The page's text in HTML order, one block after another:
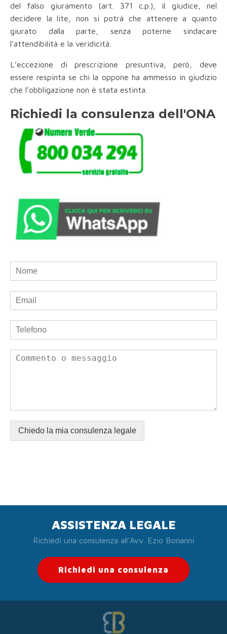
del falso giuramento (art. 371 c.p.), il giudice, nel
decidere la lite, non si potrà che attenere a quanto
giurato dalla parte, senza poterne sindacare
l’attendibilità e la veridicità.
L’eccezione di prescrizione presuntiva, però, deve
essere respinta se chi la oppone ha ammesso in giudizio
che l’obbligazione non è stata estinta.
Richiedi la consulenza dell'ONA
Chiedo la mia consulenza legale
ASSISTENZA LEGALE
Richiedi una consulenza all'Avv. Ezio Bonanni
Richiedi una consulenza